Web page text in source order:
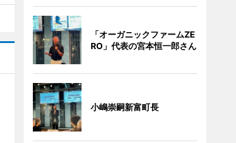
「オーガニックファームZE
RO」代表の宮本恒一郎さん
小嶋崇嗣新富町長